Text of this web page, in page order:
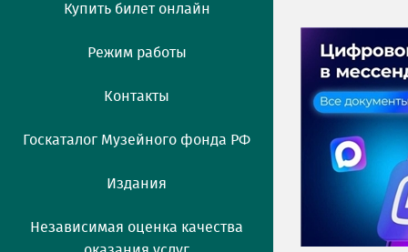
Купить билет онлайн
Режим работы
Контакты
Госкаталог Музейного фонда РФ
Издания
Независимая оценка качества